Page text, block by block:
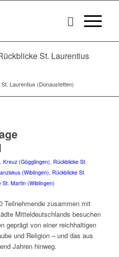
St. Laurentius
Laurentius (Donaustetten)
Kreuz (Gögglingen), Rückblicke St.
(Wiblingen), Rückblicke St.
St. Martin (Wiblingen)
Teilnehmende zusammen mit
Mitteldeutschlands besuchen
geprägt von einer reichhaltigen
und Religion – und das aus
Jahren hinweg.